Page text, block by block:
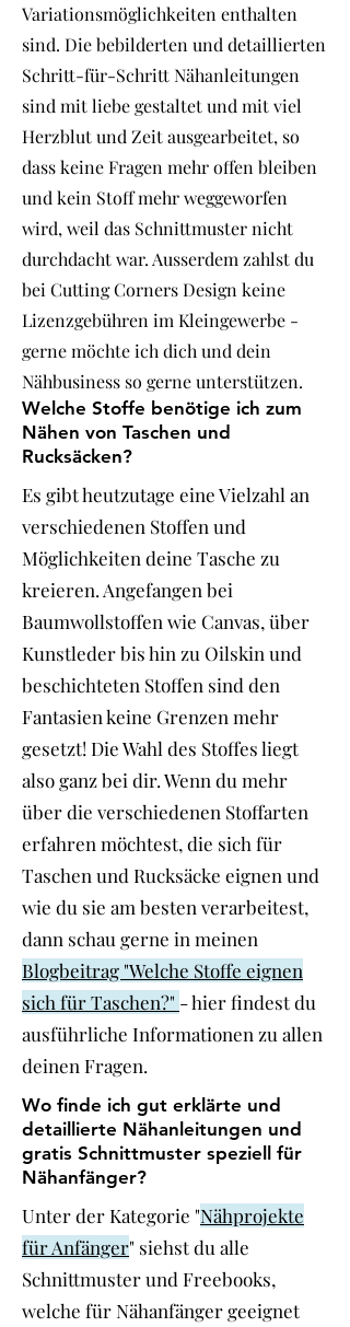
Variationsmöglichkeiten enthalten
sind. Die bebilderten und detaillierten
Schritt-für-Schritt Nähanleitungen
sind mit liebe gestaltet und mit viel
Herzblut und Zeit ausgearbeitet, so
dass keine Fragen mehr offen bleiben
und kein Stoff mehr weggeworfen
wird, weil das Schnittmuster nicht
durchdacht war. Ausserdem zahlst du
bei Cutting Corners Design keine
Lizenzgebühren im Kleingewerbe -
gerne möchte ich dich und dein
Nähbusiness so gerne unterstützen.
Welche Stoffe benötige ich zum
Nähen von Taschen und
Rucksäcken?
Es gibt heutzutage eine Vielzahl an
verschiedenen Stoffen und
Möglichkeiten deine Tasche zu
kreieren. Angefangen bei
Baumwollstoffen wie Canvas, über
Kunstleder bis hin zu Oilskin und
beschichteten Stoffen sind den
Fantasien keine Grenzen mehr
gesetzt! Die Wahl des Stoffes liegt
also ganz bei dir. Wenn du mehr
über die verschiedenen Stoffarten
erfahren möchtest, die sich für
Taschen und Rucksäcke eignen und
wie du sie am besten verarbeitest,
dann schau gerne in meinen
Blogbeitrag "Welche Stoffe eignen
sich für Taschen?" - hier findest du
ausführliche Informationen zu allen
deinen Fragen.
Wo finde ich gut erklärte und
detaillierte Nähanleitungen und
gratis Schnittmuster speziell für
Nähanfänger?
Unter der Kategorie "Nähprojekte
für Anfänger" siehst du alle
Schnittmuster und Freebooks,
welche für Nähanfänger geeignet